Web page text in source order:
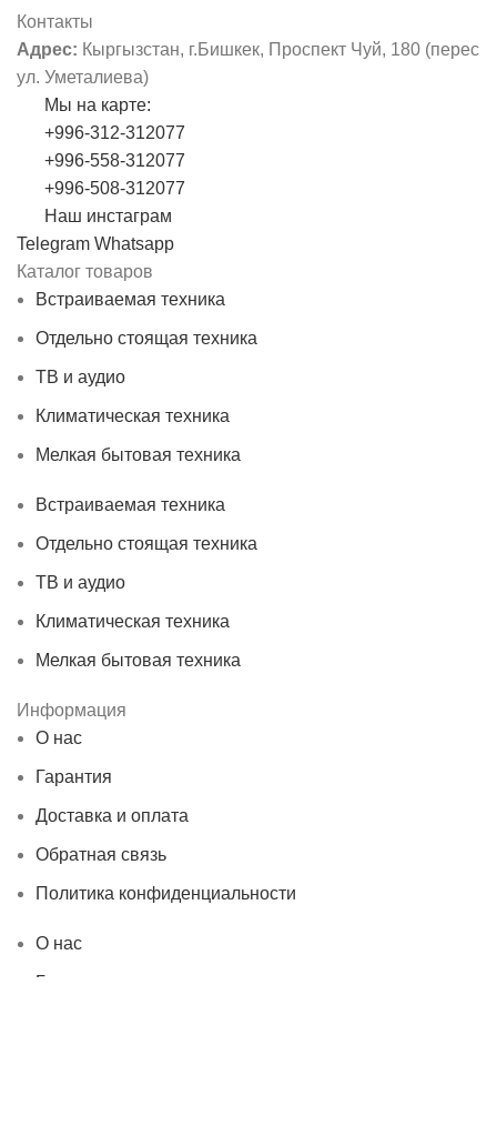
Контакты
Адрес: Кыргызстан, г.Бишкек, Проспект Чуй, 180 (перес
ул. Уметалиева)
Мы на карте:
+996-312-312077
+996-558-312077
+996-508-312077
Наш инстаграм
Telegram Whatsapp
Каталог товаров
Встраиваемая техника
Отдельно стоящая техника
ТВ и аудио
Климатическая техника
Мелкая бытовая техника
Встраиваемая техника
Отдельно стоящая техника
ТВ и аудио
Климатическая техника
Мелкая бытовая техника
Информация
О нас
Гарантия
Доставка и оплата
Обратная связь
Политика конфиденциальности
О нас
Гарантия